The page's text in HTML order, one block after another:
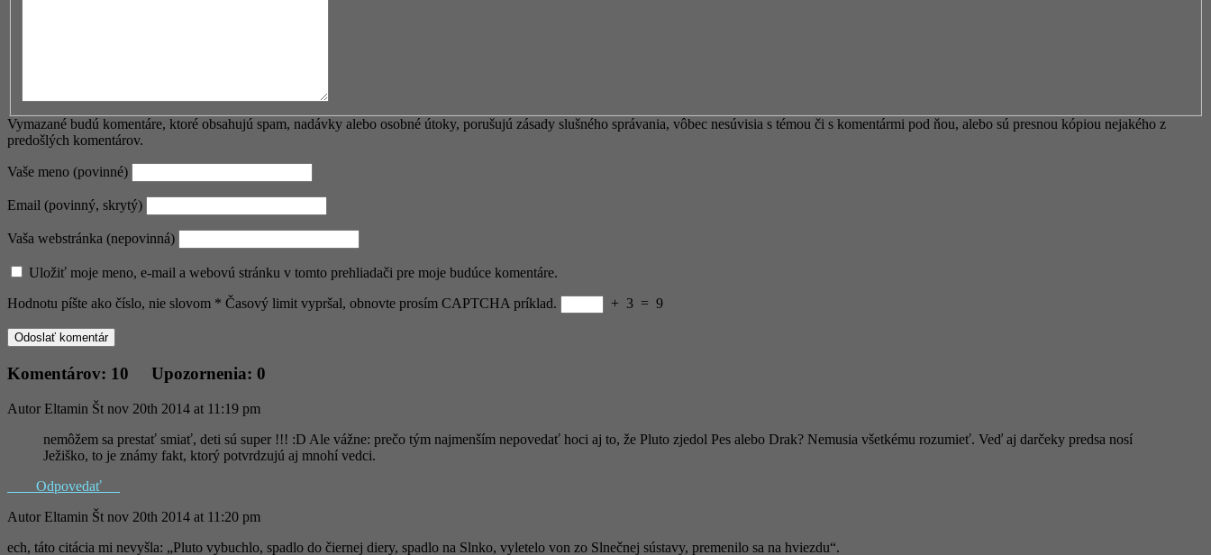
Vymazané budú komentáre, ktoré obsahujú spam, nadávky alebo osobné útoky, porušujú zásady slušného správania, vôbec nesúvisia s témou či s komentármi pod ňou, alebo sú presnou kópiou nejakého z
predošlých komentárov.
Vaše meno (povinné)
Email (povinný, skrytý)
Vaša webstránka (nepovinná)
Uložiť moje meno, e-mail a webovú stránku v tomto prehliadači pre moje budúce komentáre.
Hodnotu píšte ako číslo, nie slovom * Časový limit vypršal, obnovte prosím CAPTCHA príklad. + 3 = 9
Komentárov: 10 Upozornenia: 0
Autor Eltamin Št nov 20th 2014 at 11:19 pm
nemôžem sa prestať smiať, deti sú super !!! :D Ale vážne: prečo tým najmenším nepovedať hoci aj to, že Pluto zjedol Pes alebo Drak? Nemusia všetkému rozumieť. Veď aj darčeky predsa nosí
Ježiško, to je známy fakt, ktorý potvrdzujú aj mnohí vedci.
Odpovedať
Autor Eltamin Št nov 20th 2014 at 11:20 pm
ech, táto citácia mi nevyšla: „Pluto vybuchlo, spadlo do čiernej diery, spadlo na Slnko, vyletelo von zo Slnečnej sústavy, premenilo sa na hviezdu“.